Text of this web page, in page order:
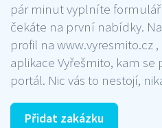
pár minut vyplníte formulář
čekáte na první nabídky.
profil na www.vyresmito.cz
aplikace Vyřešmito, kam se
portál. Nic vás to nestojí,
Přidat zakázku